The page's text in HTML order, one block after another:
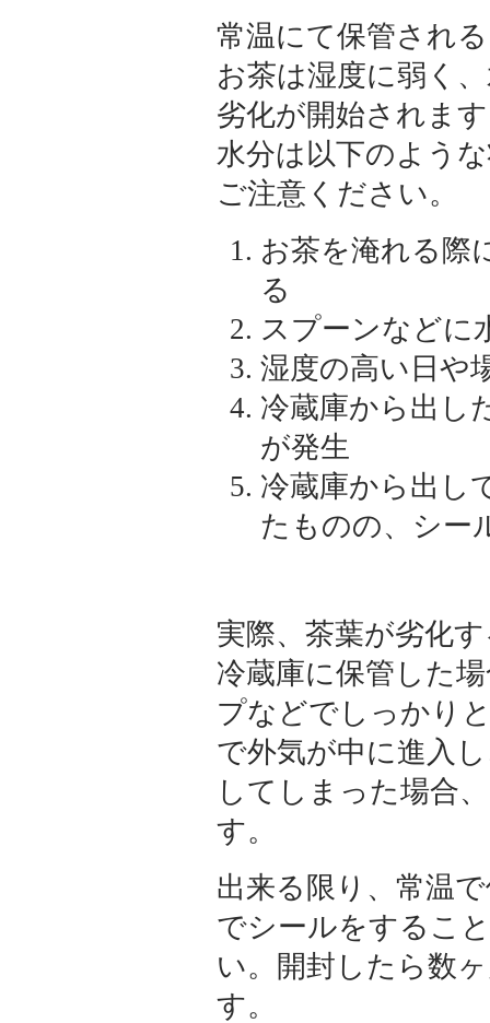
常温にて保管され
お茶は湿度に弱く
劣化が開始されま
水分は以下のよう
ご注意ください。
お茶を淹れる際
る
スプーンなどに
湿度の高い日や
冷蔵庫から出し
が発生
冷蔵庫から出し
たものの、シー
実際、茶葉が劣化
冷蔵庫に保管した
プなどでしっかり
で外気が中に進入
してしまった場合
す。
出来る限り、常温
でシールをするこ
い。開封したら数
す。